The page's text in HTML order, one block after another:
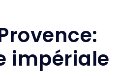
impériale